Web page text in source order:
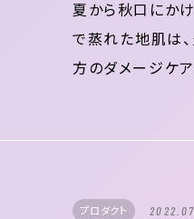
夏から秋口にか
で蒸れた地肌は
方のダメージケア
プロダクト